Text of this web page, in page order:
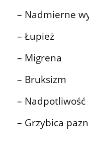
– Nadmierne
– Łupież
– Migrena
– Bruksizm
– Nadpotliwość
– Grzybica